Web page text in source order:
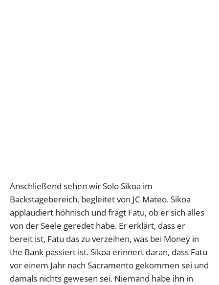
Anschließend sehen wir Solo Sikoa im
Backstagebereich, begleitet von JC Mateo. Sikoa
applaudiert höhnisch und fragt Fatu, ob er sich alles
von der Seele geredet habe. Er erklärt, dass er
bereit ist, Fatu das zu verzeihen, was bei Money in
the Bank passiert ist. Sikoa erinnert daran, dass Fatu
vor einem Jahr nach Sacramento gekommen sei und
damals nichts gewesen sei. Niemand habe ihn in